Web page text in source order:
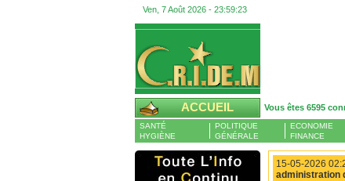
Ven, 7 Août 2026 - 23:59:24
ACCUEIL Vous êtes 6595
SANTÉ
HYGIÈNE
POLITIQUE
GÉNÉRALE
ECONOMIE
FINANCE
15-05-2026
administration